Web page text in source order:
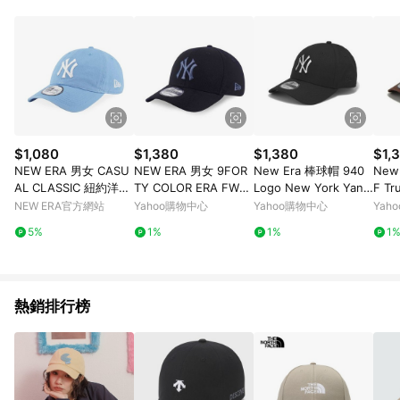
價券等虛擬貨幣折抵 4. 大宗採購或批發轉賣不具回饋資格： 如
有相關事證認定您為大宗採購、批發轉賣而非最終消費使用者，
相關認定以Yahoo購物中心之認定為準
$1,080
NEW ERA 男女 CASU
AL CLASSIC 紐約洋基
天空藍 NE70698848
NEW ERA官方網站
5%
$1,380
NEW ERA 男女 9FOR
TY COLOR ERA FW25
紐約洋基 黑 NE14700
Yahoo購物中心
1%
$1,380
New Era 棒球帽 940
Logo New York Yank
ees 紐約洋基 黑 金屬
866
Yahoo購物中心
1%
F
1%
熱銷排行榜